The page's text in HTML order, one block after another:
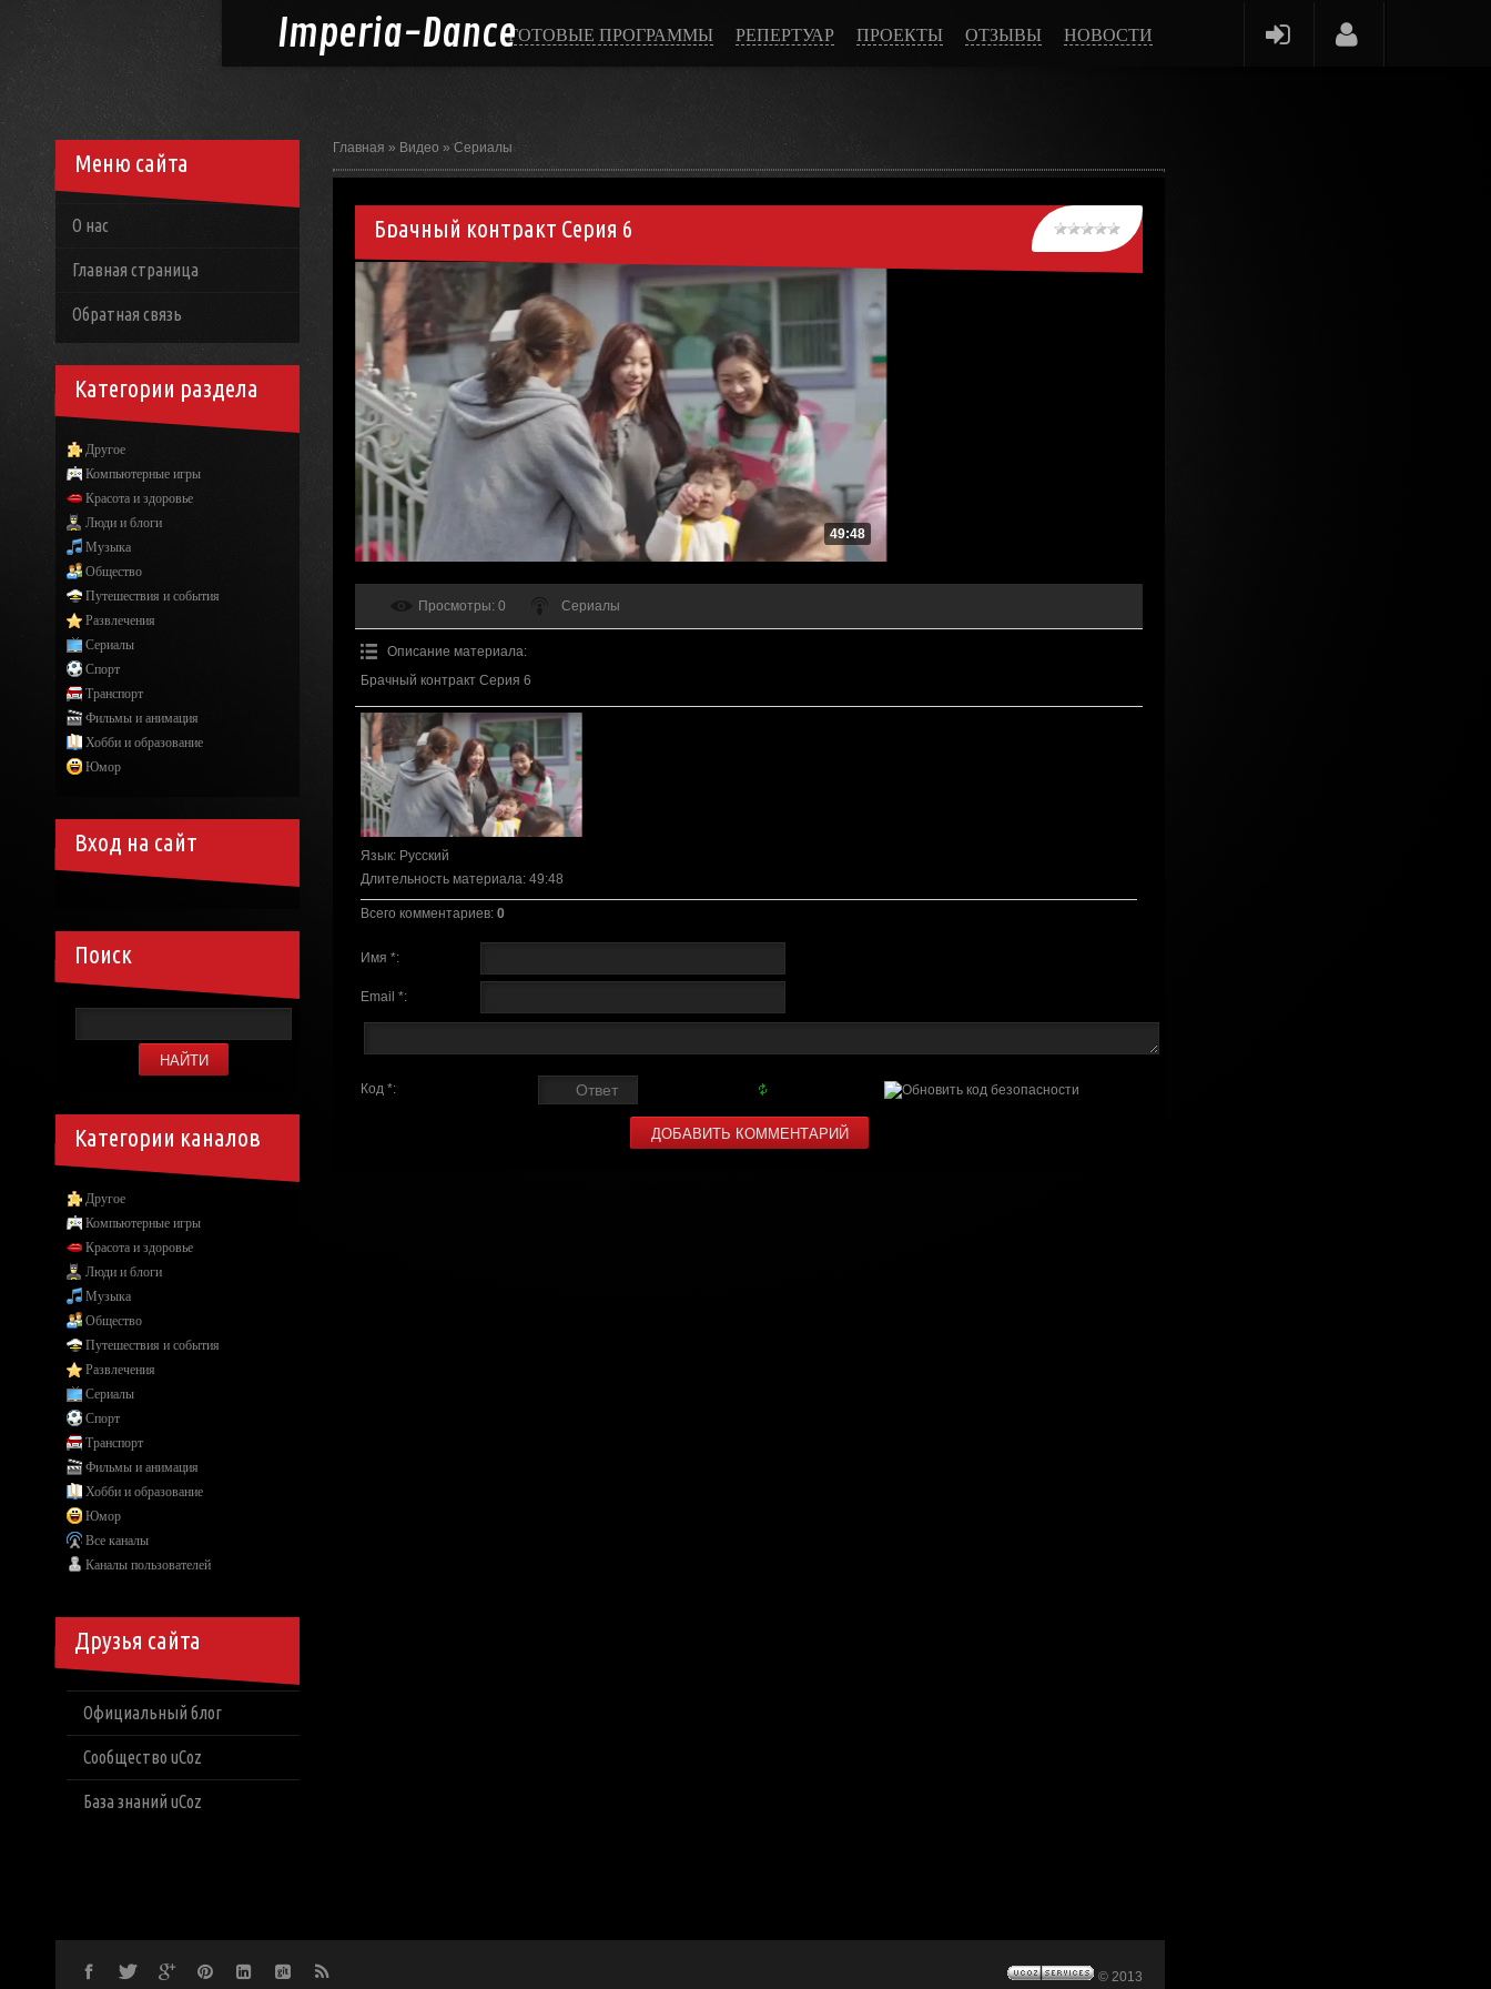
Imperia-DanceГОТОВЫЕ ПРОГРАММЫ РЕПЕРТУАР ПРОЕКТЫ ОТЗЫВЫ НОВОСТИ
Главная » Видео » Сериалы
Брачный контракт Серия 6
49:48
Просмотры: 0 Сериалы
Описание материала:
Брачный контракт Серия 6
Язык: Русский
Длительность материала: 49:48
Всего комментариев: 0
Имя *:
Email *:
Код *:
Меню сайта
О нас
Главная страница
Обратная связь
Категории раздела
Другое
Компьютерные игры
Красота и здоровье
Люди и блоги
Музыка
Общество
Путешествия и события
Развлечения
Сериалы
Спорт
Транспорт
Фильмы и анимация
Хобби и образование
Юмор
Вход на сайт
Поиск
Категории каналов
Другое
Компьютерные игры
Красота и здоровье
Люди и блоги
Музыка
Общество
Путешествия и события
Развлечения
Сериалы
Спорт
Транспорт
Фильмы и анимация
Хобби и образование
Юмор
Все каналы
Каналы пользователей
Друзья сайта
Официальный блог
Сообщество uCoz
База знаний uCoz
© 2013